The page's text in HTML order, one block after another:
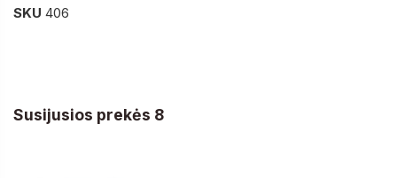
SKU 406
Susijusios prekės 8